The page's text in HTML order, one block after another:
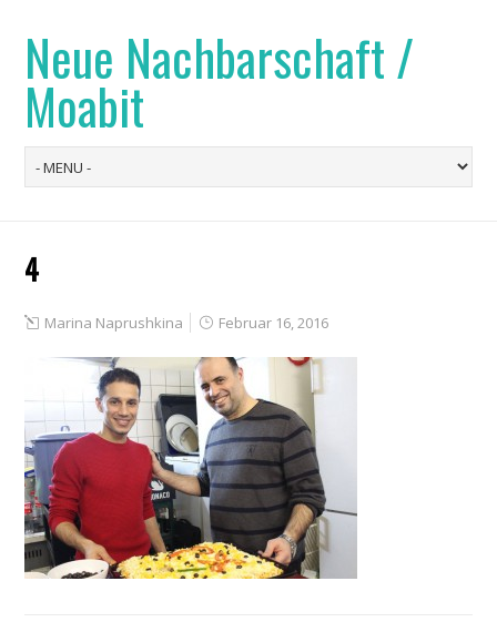
Neue Nachbarschaft /
Moabit
4
Marina Naprushkina Februar 16, 2016